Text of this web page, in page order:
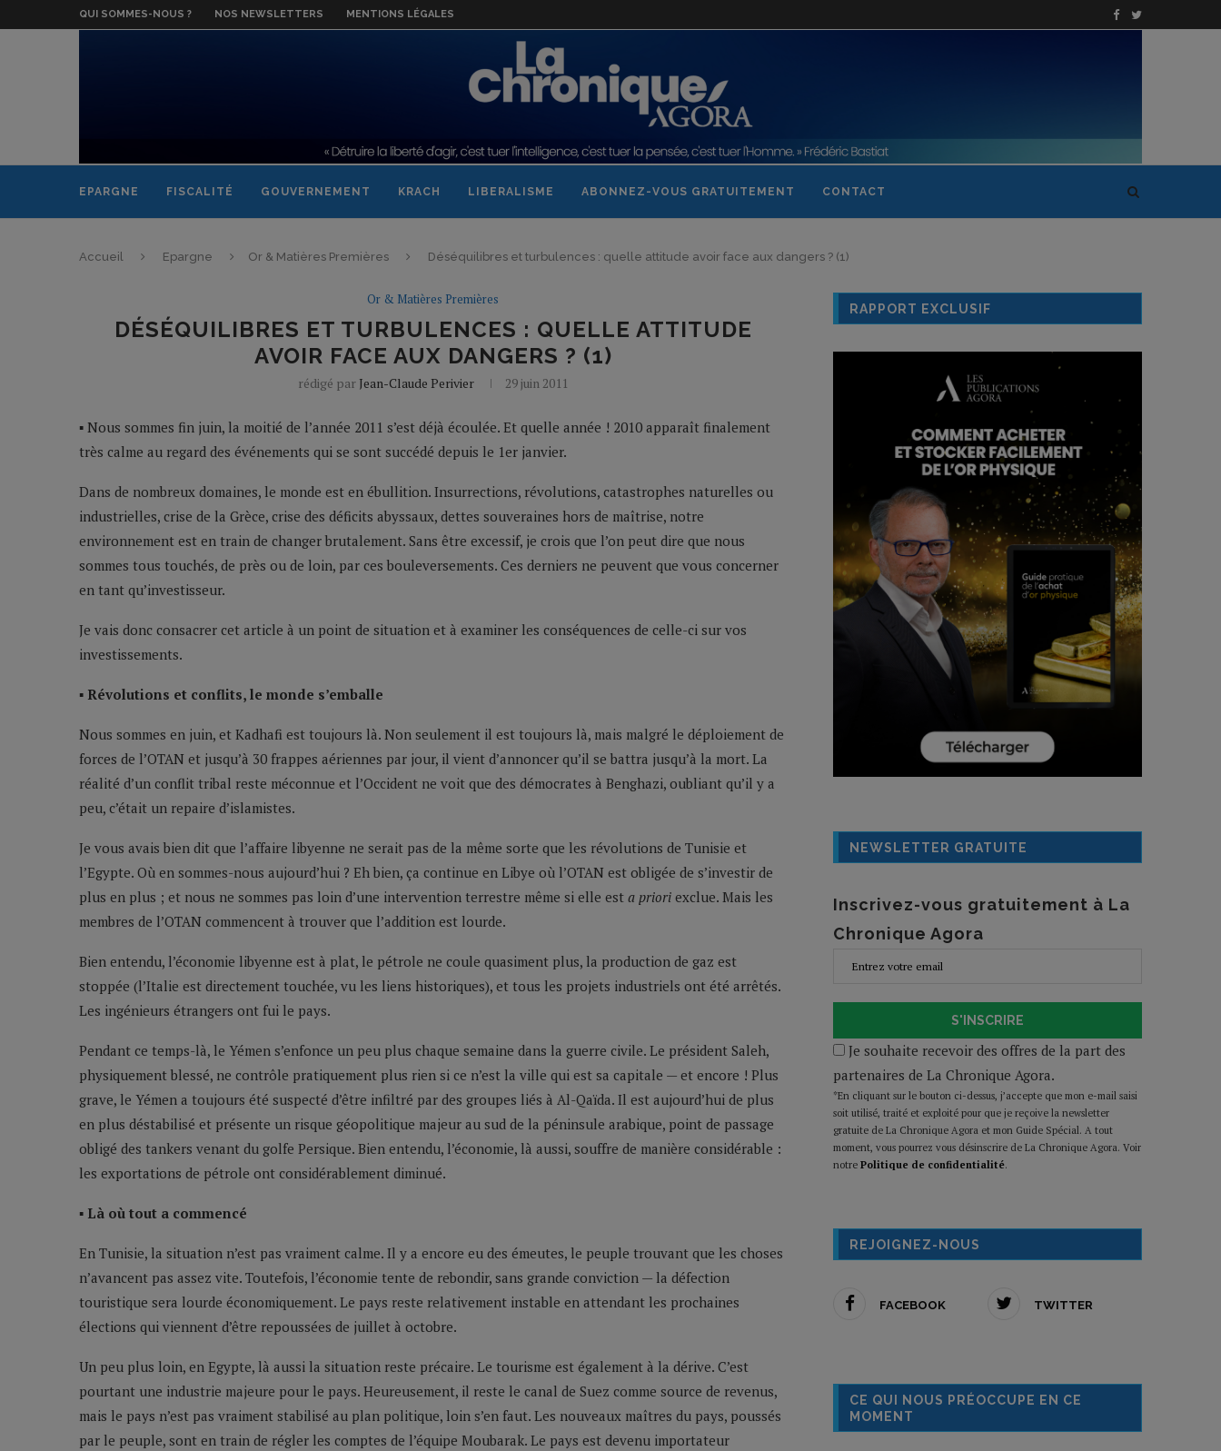
QUI SOMMES-NOUS ? NOS NEWSLETTERS MENTIONS LÉGALES
EPARGNE FISCALITÉ GOUVERNEMENT KRACH LIBERALISME ABONNEZ-VOUS GRATUITEMENT CONTACT
Accueil Epargne Or & Matières Premières Déséquilibres et turbulences : quelle attitude avoir face aux dangers ? (1)
Or & Matières Premières
DÉSÉQUILIBRES ET TURBULENCES : QUELLE ATTITUDE
AVOIR FACE AUX DANGERS ? (1)
rédigé par Jean-Claude Perivier 29 juin 2011
▪ Nous sommes fin juin, la moitié de l’année 2011 s’est déjà écoulée. Et quelle année ! 2010 apparaît finalement
très calme au regard des événements qui se sont succédé depuis le 1er janvier.
Dans de nombreux domaines, le monde est en ébullition. Insurrections, révolutions, catastrophes naturelles ou
industrielles, crise de la Grèce, crise des déficits abyssaux, dettes souveraines hors de maîtrise, notre
environnement est en train de changer brutalement. Sans être excessif, je crois que l’on peut dire que nous
sommes tous touchés, de près ou de loin, par ces bouleversements. Ces derniers ne peuvent que vous concerner
en tant qu’investisseur.
Je vais donc consacrer cet article à un point de situation et à examiner les conséquences de celle-ci sur vos
investissements.
▪ Révolutions et conflits, le monde s’emballe
Nous sommes en juin, et Kadhafi est toujours là. Non seulement il est toujours là, mais malgré le déploiement de
forces de l’OTAN et jusqu’à 30 frappes aériennes par jour, il vient d’annoncer qu’il se battra jusqu’à la mort. La
réalité d’un conflit tribal reste méconnue et l’Occident ne voit que des démocrates à Benghazi, oubliant qu’il y a
peu, c’était un repaire d’islamistes.
Je vous avais bien dit que l’affaire libyenne ne serait pas de la même sorte que les révolutions de Tunisie et
l’Egypte. Où en sommes-nous aujourd’hui ? Eh bien, ça continue en Libye où l’OTAN est obligée de s’investir de
plus en plus ; et nous ne sommes pas loin d’une intervention terrestre même si elle est a priori exclue. Mais les
membres de l’OTAN commencent à trouver que l’addition est lourde.
Bien entendu, l’économie libyenne est à plat, le pétrole ne coule quasiment plus, la production de gaz est
stoppée (l’Italie est directement touchée, vu les liens historiques), et tous les projets industriels ont été arrêtés.
Les ingénieurs étrangers ont fui le pays.
Pendant ce temps-là, le Yémen s’enfonce un peu plus chaque semaine dans la guerre civile. Le président Saleh,
physiquement blessé, ne contrôle pratiquement plus rien si ce n’est la ville qui est sa capitale — et encore ! Plus
grave, le Yémen a toujours été suspecté d’être infiltré par des groupes liés à Al-Qaïda. Il est aujourd’hui de plus
en plus déstabilisé et présente un risque géopolitique majeur au sud de la péninsule arabique, point de passage
obligé des tankers venant du golfe Persique. Bien entendu, l’économie, là aussi, souffre de manière considérable :
les exportations de pétrole ont considérablement diminué.
▪ Là où tout a commencé
En Tunisie, la situation n’est pas vraiment calme. Il y a encore eu des émeutes, le peuple trouvant que les choses
n’avancent pas assez vite. Toutefois, l’économie tente de rebondir, sans grande conviction — la défection
touristique sera lourde économiquement. Le pays reste relativement instable en attendant les prochaines
élections qui viennent d’être repoussées de juillet à octobre.
Un peu plus loin, en Egypte, là aussi la situation reste précaire. Le tourisme est également à la dérive. C’est
pourtant une industrie majeure pour le pays. Heureusement, il reste le canal de Suez comme source de revenus,
mais le pays n’est pas vraiment stabilisé au plan politique, loin s’en faut. Les nouveaux maîtres du pays, poussés
par le peuple, sont en train de régler les comptes de l’équipe Moubarak. Le pays est devenu importateur
RAPPORT EXCLUSIF
NEWSLETTER GRATUITE
Inscrivez-vous gratuitement à La
Chronique Agora
S'INSCRIRE
Je souhaite recevoir des offres de la part des
partenaires de La Chronique Agora.
*En cliquant sur le bouton ci-dessus, j’accepte que mon e-mail saisi
soit utilisé, traité et exploité pour que je reçoive la newsletter
gratuite de La Chronique Agora et mon Guide Spécial. A tout
moment, vous pourrez vous désinscrire de La Chronique Agora. Voir
notre Politique de confidentialité.
REJOIGNEZ-NOUS
FACEBOOK TWITTER
CE QUI NOUS PRÉOCCUPE EN CE
MOMENT